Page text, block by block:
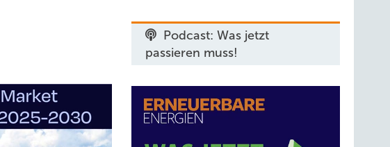
Podcast: Was jetzt
passieren muss!